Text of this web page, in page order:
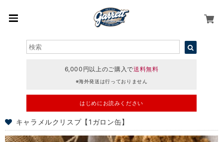
6,000円以上のご購入で送料無料
※海外発送は行っておりません
はじめにお読みください
キャラメルクリスプ【1ガロン缶】